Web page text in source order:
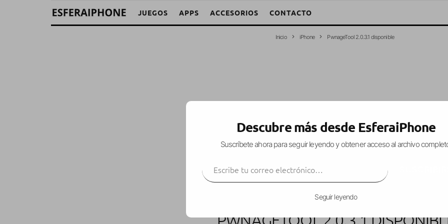
JUEGOS APPS ACCESORIOS CONTACTO
Inicio iPhone PwnageTool 2.0.3.1 disponible
PWNAGETOOL 2.0.3.1
Descubre más desde EsferaiPhone
Suscríbete ahora para seguir leyendo y obtener acceso al archivo
Seguir leyendo